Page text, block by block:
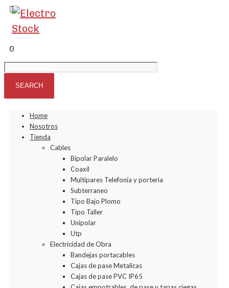
0
Home
Nosotros
Tienda
Cables
Bipolar Paralelo
Coaxil
Multipares Telefonía y porteria
Subterraneo
Tipo Bajo Plomo
Tipo Taller
Unipolar
Utp
Electricidad de Obra
Bandejas portacables
Cajas de pase Metalicas
Cajas de pase PVC IP65